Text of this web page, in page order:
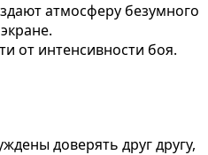
атмосферу безумного
от интенсивности боя.
доверять друг другу,